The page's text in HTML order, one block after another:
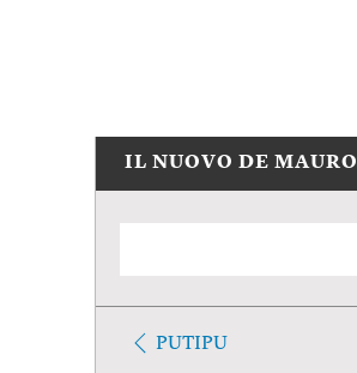
IL NUOVO DE MAURO
PUTIPU